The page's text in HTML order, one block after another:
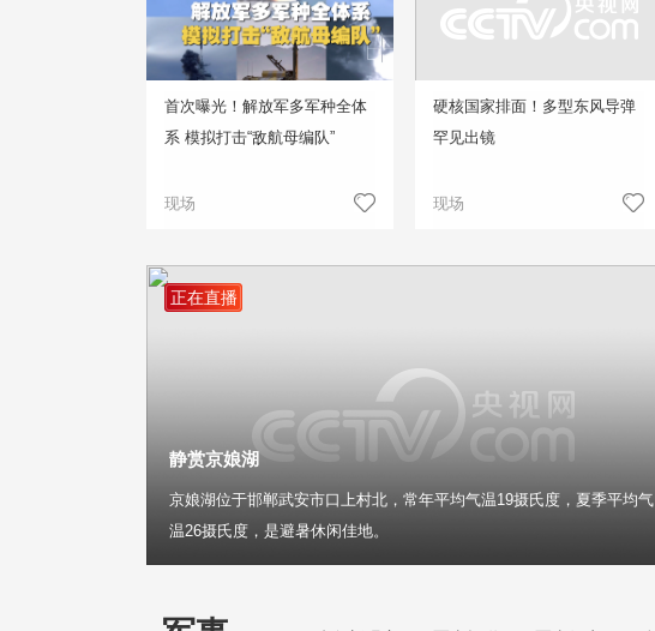
首次曝光！解放军多军种全体
系 模拟打击“敌航母编队”
现场
硬核国家排面！多型东风导弹
罕见出镜
现场
正在直播
静赏京娘湖
京娘湖位于邯郸武安市口上村北，常年平均气温19摄氏度，夏季平均气
温26摄氏度，是避暑休闲佳地。